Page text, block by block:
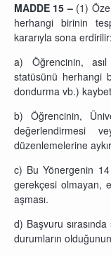
MADDE 15 – (1)
herhangi birinin
kararıyla sona erdirilir:
a) Öğrencinin, asıl
statüsünü herhangi
dondurma vb.)
b) Öğrencinin,
değerlendirmesi
düzenlemelerine
c) Bu Yönergenin
gerekçesi olmayan,
aşması.
d) Başvuru
durumların